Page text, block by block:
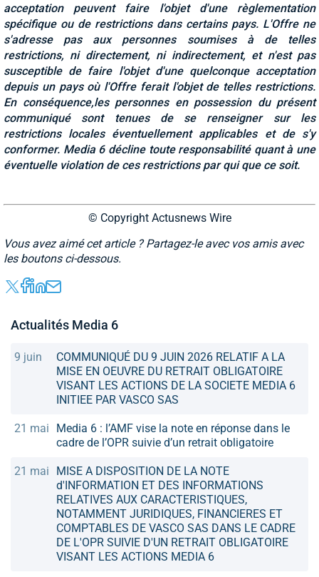
acceptation peuvent faire l'objet d'une règlementation
spécifique ou de restrictions dans certains pays. L'Offre ne
s'adresse pas aux personnes soumises à de telles
restrictions, ni directement, ni indirectement, et n'est pas
susceptible de faire l'objet d'une quelconque acceptation
depuis un pays où l'Offre ferait l'objet de telles restrictions.
En conséquence,les personnes en possession du présent
communiqué sont tenues de se renseigner sur les
restrictions locales éventuellement applicables et de s'y
conformer. Media 6 décline toute responsabilité quant à une
éventuelle violation de ces restrictions par qui que ce soit.
© Copyright Actusnews Wire
Vous avez aimé cet article ? Partagez-le avec vos amis avec
les boutons ci-dessous.
Actualités Media 6
9 juin
COMMUNIQUÉ DU 9 JUIN 2026 RELATIF A LA
MISE EN OEUVRE DU RETRAIT OBLIGATOIRE
VISANT LES ACTIONS DE LA SOCIETE MEDIA 6
INITIEE PAR VASCO SAS
21 mai
Media 6 : l’AMF vise la note en réponse dans le
cadre de l’OPR suivie d’un retrait obligatoire
21 mai
MISE A DISPOSITION DE LA NOTE
d'INFORMATION ET DES INFORMATIONS
RELATIVES AUX CARACTERISTIQUES,
NOTAMMENT JURIDIQUES, FINANCIERES ET
COMPTABLES DE VASCO SAS DANS LE CADRE
DE L'OPR SUIVIE D'UN RETRAIT OBLIGATOIRE
VISANT LES ACTIONS MEDIA 6